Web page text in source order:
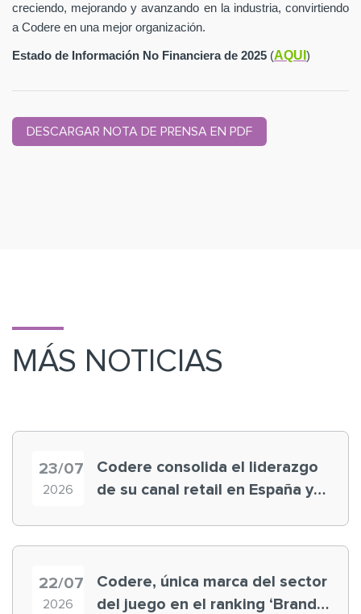
creciendo, mejorando y avanzando en la industria, convirtiendo
a Codere en una mejor organización.
Estado de Información No Financiera de 2025 (AQUI )
DESCARGAR NOTA DE PRENSA EN PDF
MÁS NOTICIAS
23/07
2026
Codere consolida el liderazgo
de su canal retail en España y
22/07
2026
Codere, única marca del sector
del juego en el ranking ‘Brand